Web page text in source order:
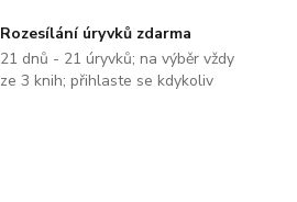
Rozesílání úryvků zdarma
21 dnů - 21 úryvků; na výběr vždy
ze 3 knih; přihlaste se kdykoliv